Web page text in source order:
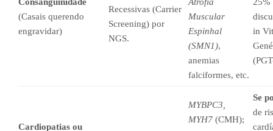
(Casais querendo
engravidar)
Recessivas (Carrier
Screening) por
NGS.
Muscular
Espinhal
(SMN1),
anemias
falciformes, etc.
in
Cardiopatias ou
MYBPC3,
MYH7 (CMH);
Se
de